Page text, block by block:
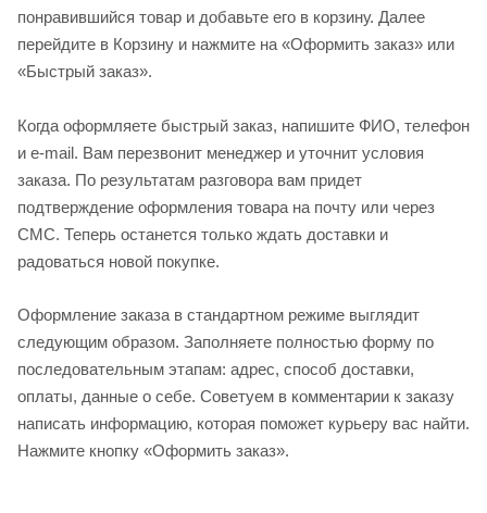
понравившийся товар и добавьте его в корзину. Далее
перейдите в Корзину и нажмите на «Оформить заказ» или
«Быстрый заказ».
Когда оформляете быстрый заказ, напишите ФИО, телефон
и e-mail. Вам перезвонит менеджер и уточнит условия
заказа. По результатам разговора вам придет
подтверждение оформления товара на почту или через
СМС. Теперь останется только ждать доставки и
радоваться новой покупке.
Оформление заказа в стандартном режиме выглядит
следующим образом. Заполняете полностью форму по
последовательным этапам: адрес, способ доставки,
оплаты, данные о себе. Советуем в комментарии к заказу
написать информацию, которая поможет курьеру вас найти.
Нажмите кнопку «Оформить заказ».